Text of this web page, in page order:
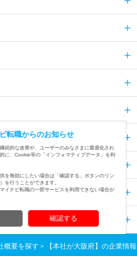
概要を探す 【本社が大阪府】の企業情
転職からのお知らせ
続的な改善や、ユーザーのみなさまに最適化され
に、Cookie等の「インフォマティブデータ」を利
を無効にしたい場合は「確認する」ボタンのリン
を行うことができます。
イナビ転職の一部サービスを利用できない場合が
確認する